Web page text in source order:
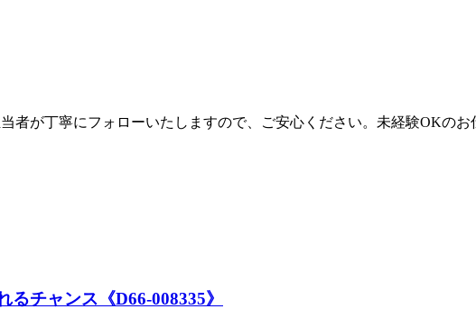
者が丁寧にフォローいたしますので、ご安心ください。未経験OKのお
チャンス《D66-008335》